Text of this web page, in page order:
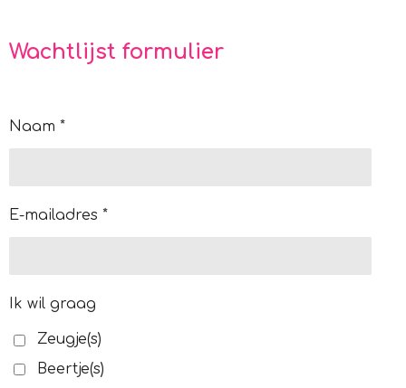
Wachtlijst formulier
Naam *
E-mailadres *
Ik wil graag
Zeugje(s)
Beertje(s)